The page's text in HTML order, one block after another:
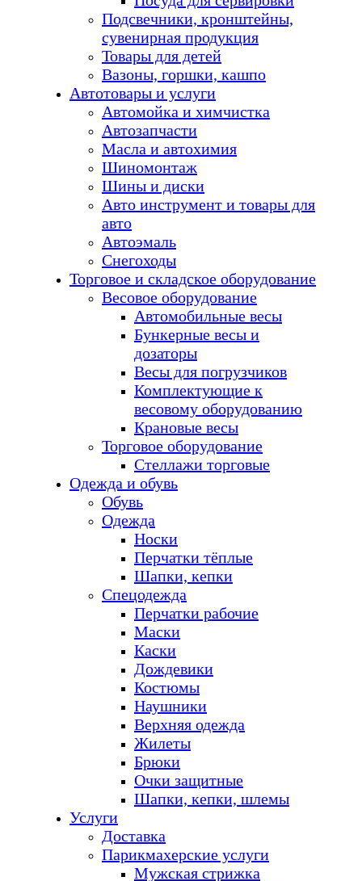
Подсвечники, кронштейны,
сувенирная продукция
Товары для детей
Вазоны, горшки, кашпо
Автотовары и услуги
Автомойка и химчистка
Автозапчасти
Масла и автохимия
Шиномонтаж
Шины и диски
Авто инструмент и товары для
авто
Автоэмаль
Снегоходы
Торговое и складское оборудование
Весовое оборудование
Автомобильные весы
Бункерные весы и
дозаторы
Весы для погрузчиков
Комплектующие к
весовому оборудованию
Крановые весы
Торговое оборудование
Стеллажи торговые
Одежда и обувь
Обувь
Одежда
Носки
Перчатки тёплые
Шапки, кепки
Спецодежда
Перчатки рабочие
Маски
Каски
Дождевики
Костюмы
Наушники
Верхняя одежда
Жилеты
Брюки
Очки защитные
Шапки, кепки, шлемы
Услуги
Доставка
Парикмахерские услуги
Мужская стрижка